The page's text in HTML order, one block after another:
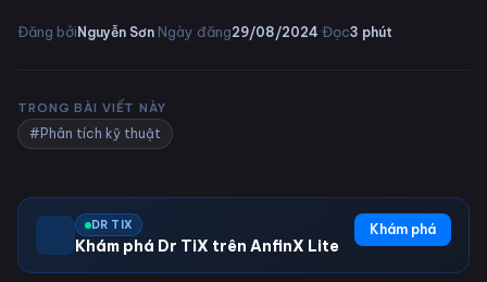
Đăng bởiNguyễn Sơn·Ngày đăng29/08/2024·Đọc3 phút
TRONG BÀI VIẾT NÀY
#Phân tích kỹ thuật
DR TIX
Khám phá Dr TiX trên AnfinX Lite
Khám phá